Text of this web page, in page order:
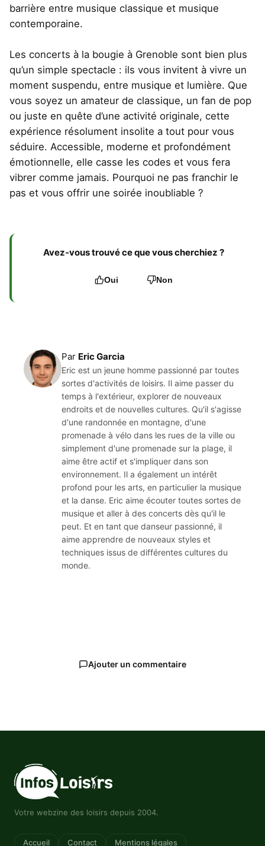
barrière entre musique classique et musique
contemporaine.
Les concerts à la bougie à Grenoble sont bien plus
qu’un simple spectacle : ils vous invitent à vivre un
moment suspendu, entre musique et lumière. Que
vous soyez un amateur de classique, un fan de pop
ou juste en quête d’une activité originale, cette
expérience résolument insolite a tout pour vous
séduire. Accessible, moderne et profondément
émotionnelle, elle casse les codes et vous fera
vibrer comme jamais. Pourquoi ne pas franchir le
pas et vous offrir une soirée inoubliable ?
Avez-vous trouvé ce que vous cherchiez ?
Oui Non
Par Eric Garcia
Eric est un jeune homme passionné par toutes
sortes d'activités de loisirs. Il aime passer du
temps à l'extérieur, explorer de nouveaux
endroits et de nouvelles cultures. Qu'il s'agisse
d'une randonnée en montagne, d'une
promenade à vélo dans les rues de la ville ou
simplement d'une promenade sur la plage, il
aime être actif et s'impliquer dans son
environnement. Il a également un intérêt
profond pour les arts, en particulier la musique
et la danse. Eric aime écouter toutes sortes de
musique et aller à des concerts dès qu'il le
peut. Et en tant que danseur passionné, il
aime apprendre de nouveaux styles et
techniques issus de différentes cultures du
monde.
Ajouter un commentaire
Votre webzine des loisirs depuis 2004.
Accueil Contact Mentions légales